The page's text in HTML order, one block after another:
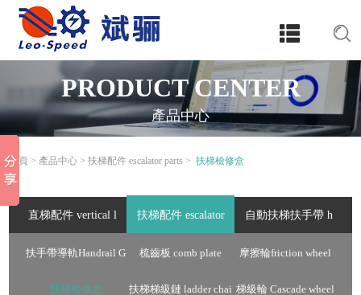
PRODUCT CENTER
產品中心
首頁 > 產品中心 >扶梯配件 escalator parts > 扶梯檢修盒
直梯配件 vertical l
adder fitting
扶梯配件 escalator
parts
自動扶梯扶手帶 h
andrail
扶手帶導軌Handrail G
uide
梳齒板 comb plate 摩擦輪friction wheel
扶梯檢修盒 扶梯梯級鏈 ladder chai 梯級輪 Cascade wheel